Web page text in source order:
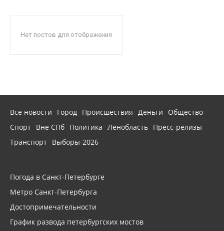
Нет постов для отображения
Все новости Город Происшествия Деньги
Общество
Спорт Вне СПб Политика Ленобласть Пресс-релизы
Транспорт Выборы-2026
Погода в Санкт-Петербурге
Метро Санкт-Петербурга
Достопримечательности
График развода петербургских мостов